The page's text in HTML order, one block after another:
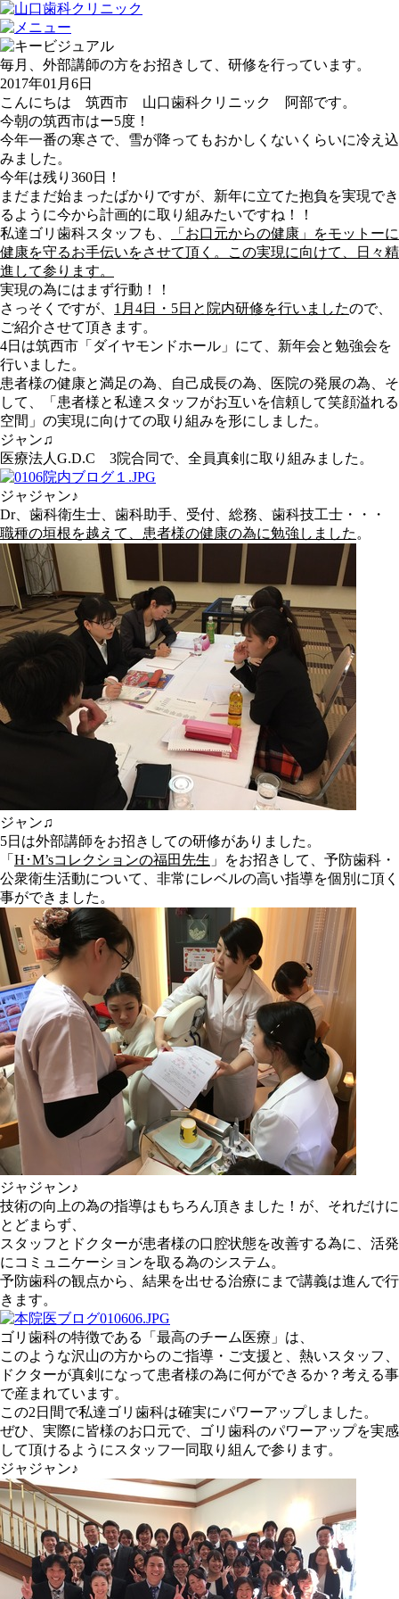
毎月、外部講師の方をお招きして、研修を行っています。
2017年01月6日
こんにちは 筑西市 山口歯科クリニック
阿部です。
今朝の筑西市はー5度！
今年一番の寒さで、雪が降ってもおかしくないくらいに冷え込
みました。
今年は残り360日！
まだまだ始まったばかりですが、新年に立てた抱負を実現でき
るように今から計画的に取り組みたいですね！！
私達ゴリ歯科スタッフも、
「お口元からの健康」をモットーに
健康を守るお手伝いをさせて頂く。この実現に向けて、日々精
進して参ります。
実現の為にはまず行動！！
さっそくですが、 1月4日・5日と院内研修を行いましたので、
ご紹介させて頂きます。
4日は筑西市「ダイヤモンドホール」にて、新年会と勉強会を
行いました。
患者様の健康と満足の為、自己成長の為、医院の発展の為、そ
して、「患者様と私達スタッフがお互いを信頼して笑顔溢れる
空間」の実現に向けての取り組みを形にしました。
ジャン♫
医療法人G.D.C 3院合同で、全員真剣に取り組みました。
ジャジャン♪
Dr、歯科衛生士、歯科助手、受付、総務、歯科技工士・・・
職種の垣根を越えて、患者様の健康の為に勉強しました 。
ジャン♫
5日は外部講師をお招きしての研修がありました。
「 H･M’sコレクションの福田先生 」をお招きして、 予防歯科・
公衆衛生活動について、非常にレベルの高い指導を個別に頂く
事ができました 。
ジャジャン♪
技術の向上の為の指導はもちろん頂きました！が、それだけに
とどまらず、
スタッフとドクターが患者様の口腔状態を改善する為に、活発
にコミュニケーションを取る為のシステム 。
予防歯科の観点から、結果を出せる治療にまで講義は進んで行
きます。
ゴリ歯科の特徴である「最高のチーム医療」は、
このような沢山の方からのご指導・ご支援と、熱いスタッフ、
ドクターが真剣になって患者様の為に何ができるか？考える事
で産まれています。
この2日間で私達ゴリ歯科は確実にパワーアップしました。
ぜひ、実際に皆様のお口元で、ゴリ歯科のパワーアップを実感
して頂けるようにスタッフ一同取り組んで参ります。
ジャジャン♪